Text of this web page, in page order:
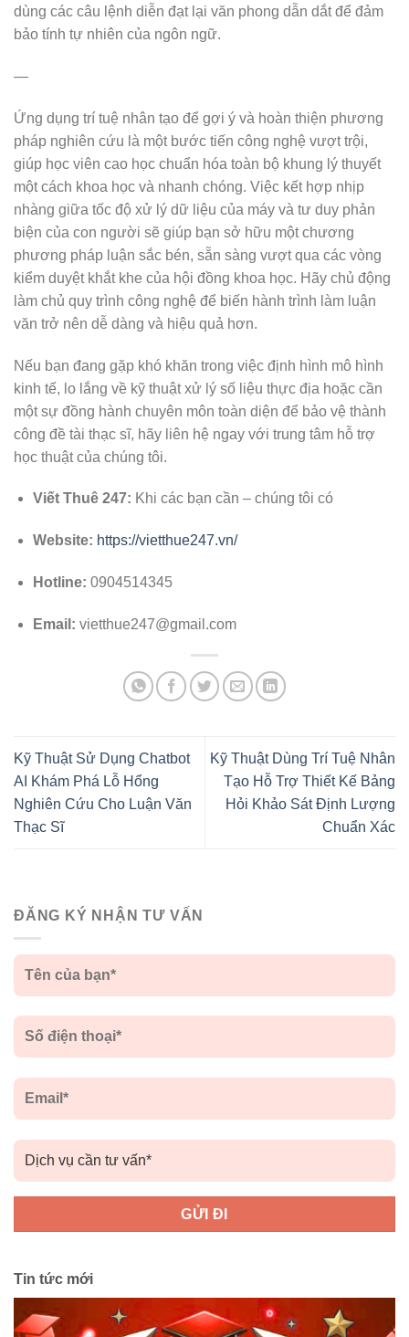
dùng các câu lệnh diễn đạt lại văn phong dẫn dắt để đảm
bảo tính tự nhiên của ngôn ngữ.
—
Ứng dụng trí tuệ nhân tạo để gợi ý và hoàn thiện phương
pháp nghiên cứu là một bước tiến công nghệ vượt trội,
giúp học viên cao học chuẩn hóa toàn bộ khung lý thuyết
một cách khoa học và nhanh chóng. Việc kết hợp nhịp
nhàng giữa tốc độ xử lý dữ liệu của máy và tư duy phản
biện của con người sẽ giúp bạn sở hữu một chương
phương pháp luận sắc bén, sẵn sàng vượt qua các vòng
kiểm duyệt khắt khe của hội đồng khoa học. Hãy chủ động
làm chủ quy trình công nghệ để biến hành trình làm luận
văn trở nên dễ dàng và hiệu quả hơn.
Nếu bạn đang gặp khó khăn trong việc định hình mô hình
kinh tế, lo lắng về kỹ thuật xử lý số liệu thực địa hoặc cần
một sự đồng hành chuyên môn toàn diện để bảo vệ thành
công đề tài thạc sĩ, hãy liên hệ ngay với trung tâm hỗ trợ
học thuật của chúng tôi.
Viết Thuê 247: Khi các bạn cần – chúng tôi có
Website: https://vietthue247.vn/
Hotline: 0904514345
Email: vietthue247@gmail.com
Kỹ Thuật Sử Dụng Chatbot
AI Khám Phá Lỗ Hổng
Nghiên Cứu Cho Luận Văn
Thạc Sĩ
Kỹ Thuật Dùng Trí Tuệ Nhân
Tạo Hỗ Trợ Thiết Kế Bảng
Hỏi Khảo Sát Định Lượng
Chuẩn Xác
ĐĂNG KÝ NHẬN TƯ VẤN
Tin tức mới